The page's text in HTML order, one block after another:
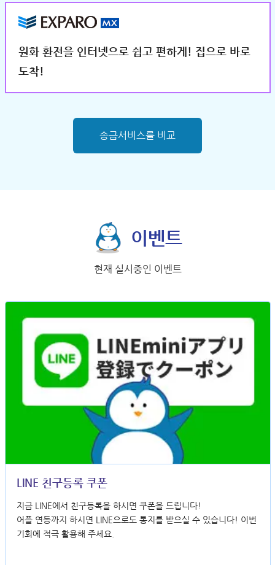
원화 환전을 인터넷으로 쉽고 편하게! 집으로 바로
도착!
송금서비스를 비교
이벤트
현재 실시중인 이벤트
LINE 친구등록 쿠폰
지금 LINE에서 친구등록을 하시면 쿠폰을 드립니다!
어플 연동까지 하시면 LINE으로도 통지를 받으실 수 있습니다! 이번
기회에 적극 활용해 주세요.